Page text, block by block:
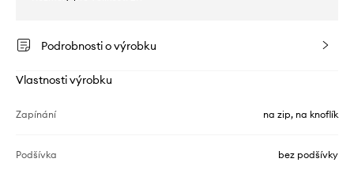
Podrobnosti o výrobku
Vlastnosti výrobku
Zapínání na zip, na knoflík
Podšívka bez podšívky